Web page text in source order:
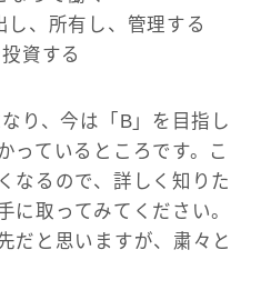
、所有し、管理する
資する
り、今は「B」を目指し
っているところです。こ
なるので、詳しく知りた
に取ってみてください。
だと思いますが、粛々と